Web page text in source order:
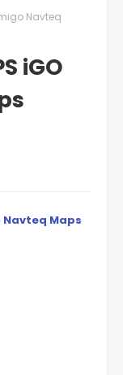
Navteq
iGO
Navteq Maps